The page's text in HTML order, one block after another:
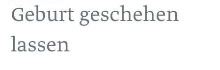
Geburt geschehen
lassen